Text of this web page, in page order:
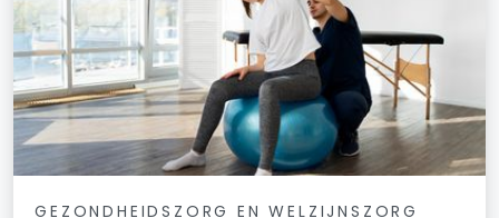
GEZONDHEIDSZORG EN WELZIJNSZORG